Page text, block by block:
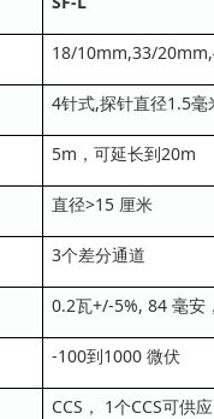
18/10mm,33/
4针式,探针直径1.5毫
5m，可延长到20m
直径>15 厘米
3个差分通道
0.2瓦+/-5%, 84 毫安
-100到1000 微伏
CCS， 1个CCS可供